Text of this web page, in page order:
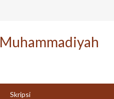
Skripsi